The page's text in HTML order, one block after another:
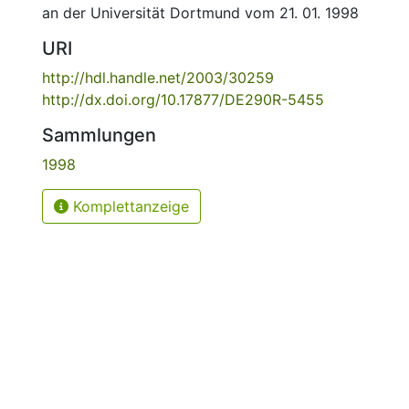
an der Universität Dortmund vom 21. 01. 1998
URI
http://hdl.handle.net/2003/30259
http://dx.doi.org/10.17877/DE290R-5455
Sammlungen
1998
Komplettanzeige